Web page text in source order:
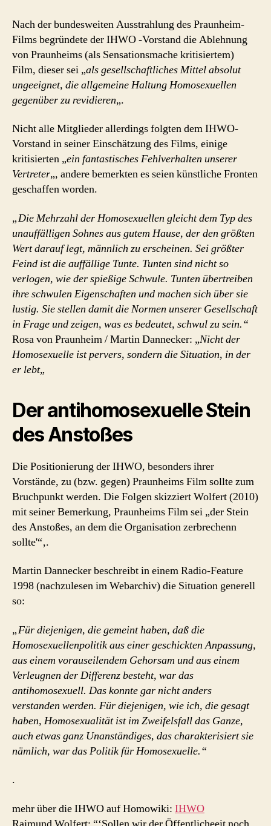
Nach der bundesweiten Ausstrahlung des Praunheim-
Films begründete der IHWO -Vorstand die Ablehnung
von Praunheims (als Sensationsmache kritisiertem)
Film, dieser sei „als gesellschaftliches Mittel absolut
ungeeignet, die allgemeine Haltung Homosexuellen
gegenüber zu revidieren„.
Nicht alle Mitglieder allerdings folgten dem IHWO-
Vorstand in seiner Einschätzung des Films, einige
kritisierten „ein fantastisches Fehlverhalten unserer
Vertreter„, andere bemerkten es seien künstliche Fronten
geschaffen worden.
„Die Mehrzahl der Homosexuellen gleicht dem Typ des
unauffälligen Sohnes aus gutem Hause, der den größten
Wert darauf legt, männlich zu erscheinen. Sei größter
Feind ist die auffällige Tunte. Tunten sind nicht so
verlogen, wie der spießige Schwule. Tunten übertreiben
ihre schwulen Eigenschaften und machen sich über sie
lustig. Sie stellen damit die Normen unserer Gesellschaft
in Frage und zeigen, was es bedeutet, schwul zu sein.“
Rosa von Praunheim / Martin Dannecker: „Nicht der
Homosexuelle ist pervers, sondern die Situation, in der
er lebt„
Der antihomosexuelle Stein
des Anstoßes
Die Positionierung der IHWO, besonders ihrer
Vorstände, zu (bzw. gegen) Praunheims Film sollte zum
Bruchpunkt werden. Die Folgen skizziert Wolfert (2010)
mit seiner Bemerkung, Praunheims Film sei „der Stein
des Anstoßes, an dem die Organisation zerbrechenn
sollte'“‚.
Martin Dannecker beschreibt in einem Radio-Feature
1998 (nachzulesen im Webarchiv) die Situation generell
so:
„Für diejenigen, die gemeint haben, daß die
Homosexuellenpolitik aus einer geschickten Anpassung,
aus einem vorauseilendem Gehorsam und aus einem
Verleugnen der Differenz besteht, war das
antihomosexuell. Das konnte gar nicht anders
verstanden werden. Für diejenigen, wie ich, die gesagt
haben, Homosexualität ist im Zweifelsfall das Ganze,
auch etwas ganz Unanständiges, das charakterisiert sie
nämlich, war das Politik für Homosexuelle.“
.
mehr über die IHWO auf Homowiki: IHWO